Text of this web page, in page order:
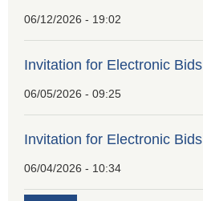
06/12/2026 - 19:02
Invitation for Electronic Bids
06/05/2026 - 09:25
Invitation for Electronic Bids
06/04/2026 - 10:34